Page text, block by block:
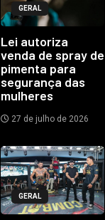
GERAL
Lei autoriza
venda de spray de
pimenta para
segurança das
mulheres
27 de julho de 2026
GERAL